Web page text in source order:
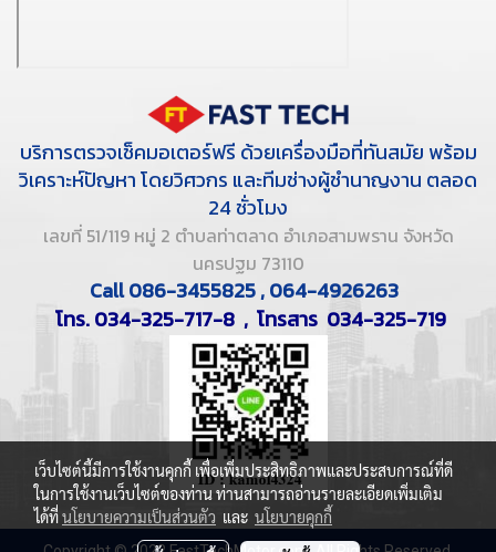
บริการตรวจเช็คมอเตอร์ฟรี ด้วยเครื่องมือที่ทันสมัย พร้อม
วิเคราะห์ปัญหา โดยวิศวกร และทีมช่างผู้ชำนาญงาน ตลอด
24 ชั่วโมง
เลขที่ 51/119 หมู่ 2 ตำบลท่าตลาด อำเภอสามพราน จังหวัด
นครปฐม 73110
Call 086-3455825 , 064-4926263
โทร. 034-325-717-8 , โทรสาร 034-325-719
เว็บไซต์นี้มีการใช้งานคุกกี้ เพื่อเพิ่มประสิทธิภาพและประสบการณ์ที่ดี
ในการใช้งานเว็บไซต์ของท่าน ท่านสามารถอ่านรายละเอียดเพิ่มเติม
ได้ที่นโยบายความเป็นส่วนตัว และ นโยบายคุกกี้